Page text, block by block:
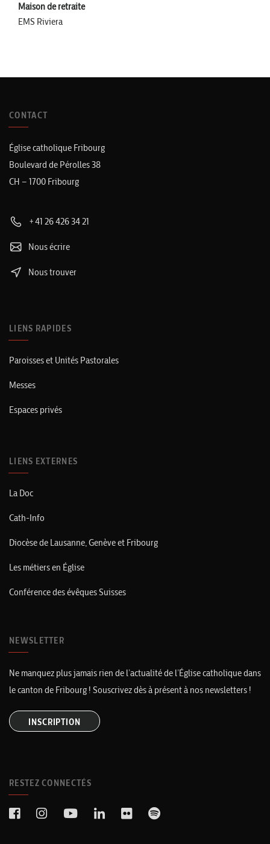
Maison de retraite
EMS Riviera
CONTACT
Église catholique Fribourg
Boulevard de Pérolles 38
CH – 1700 Fribourg
+41 26 426 34 21
Nous écrire
Nous trouver
LIENS RAPIDES
Paroisses et Unités Pastorales
Messes
Espaces privés
LIENS EXTERNES
La Doc
Cath-Info
Diocèse de Lausanne, Genève et Fribourg
Les métiers en Église
Conférence des évêques Suisses
NEWSLETTER
Ne manquez plus jamais rien de l’actualité de l’Église catholique dans
le canton de Fribourg ! Souscrivez dès à présent à nos newsletters !
INSCRIPTION
RESTEZ CONNECTÉS